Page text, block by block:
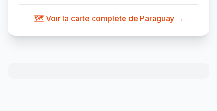
🗺️ Voir la carte complète de Paraguay →